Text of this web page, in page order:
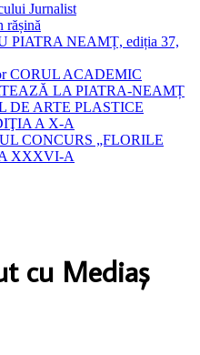
Jurnalist
rășină
PIATRA NEAMȚ, ediția 37,
CORUL ACADEMIC
LA PIATRA-NEAMȚ
DE ARTE PLASTICE
A X-A
CONCURS „FLORILE
XXXVI-A
cu Mediaş